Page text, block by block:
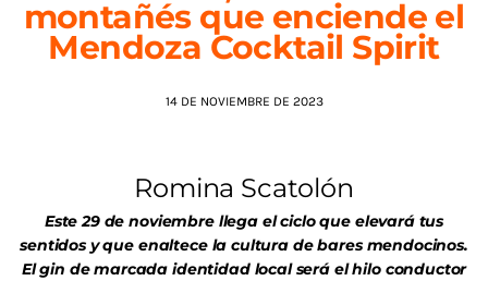
AGENDA
montañés que enciende el
Mendoza Cocktail Spirit
14 DE NOVIEMBRE DE 2023
Romina Scatolón
Este 29 de noviembre llega el ciclo que elevará tus
sentidos y que enaltece la cultura de bares mendocinos.
El gin de marcada identidad local será el hilo conductor